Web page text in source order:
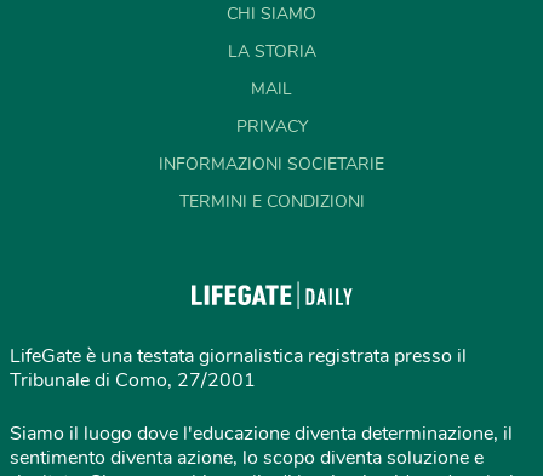
CHI SIAMO
LA STORIA
MAIL
PRIVACY
INFORMAZIONI SOCIETARIE
TERMINI E CONDIZIONI
LifeGate è una testata giornalistica registrata presso il
Tribunale di Como, 27/2001
Siamo il luogo dove l'educazione diventa determinazione, il
sentimento diventa azione, lo scopo diventa soluzione e